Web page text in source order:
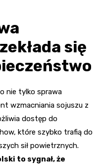
się
nie tylko sprawa
wzmacniania sojuszu z
dostęp do
które szybko trafią do
sił powietrznych.
to sygnał, że